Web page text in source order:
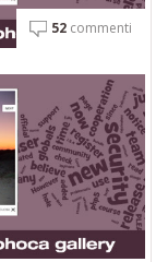
52 commenti